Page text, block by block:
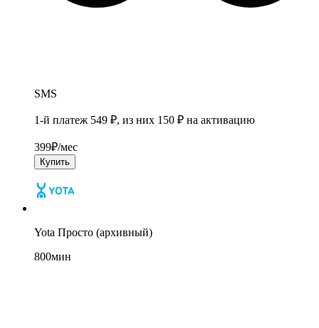
SMS
1-й платеж 549 ₽, из них 150 ₽ на активацию
399₽/мес
Купить
Yota Просто (архивный)
800мин